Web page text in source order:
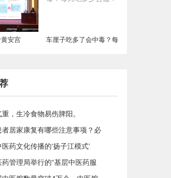
黄安宫
车厘子吃多了会中毒？每
，生冷食物易伤脾阳。
者居家康复有哪些注意事项？必
药文化传播的‘扬子江模式’
药管理局举行的“基层中医药服